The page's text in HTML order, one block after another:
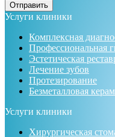
Отправить
Услуги клиники
Комплексная
Профессиональная
Эстетическая
Лечение зубов
Протезирование
Безметалловая
Услуги клиники
Хирургическая